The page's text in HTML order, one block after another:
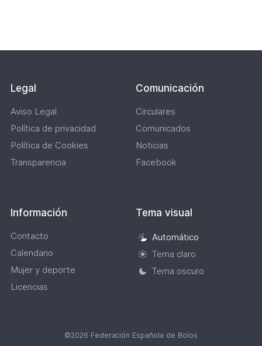
Legal
Aviso Legal
Política de privacidad
Política de Cookies
Transparencia
Comunicación
Circulares
Comunicados
Noticias
Facebook
Información
Contacto
Calendario
Mujer y deporte
Licencias
Tema visual
Selección
de
tema
Automático
Tema claro
Tema oscuro
©2026 Federación Española de Bolos